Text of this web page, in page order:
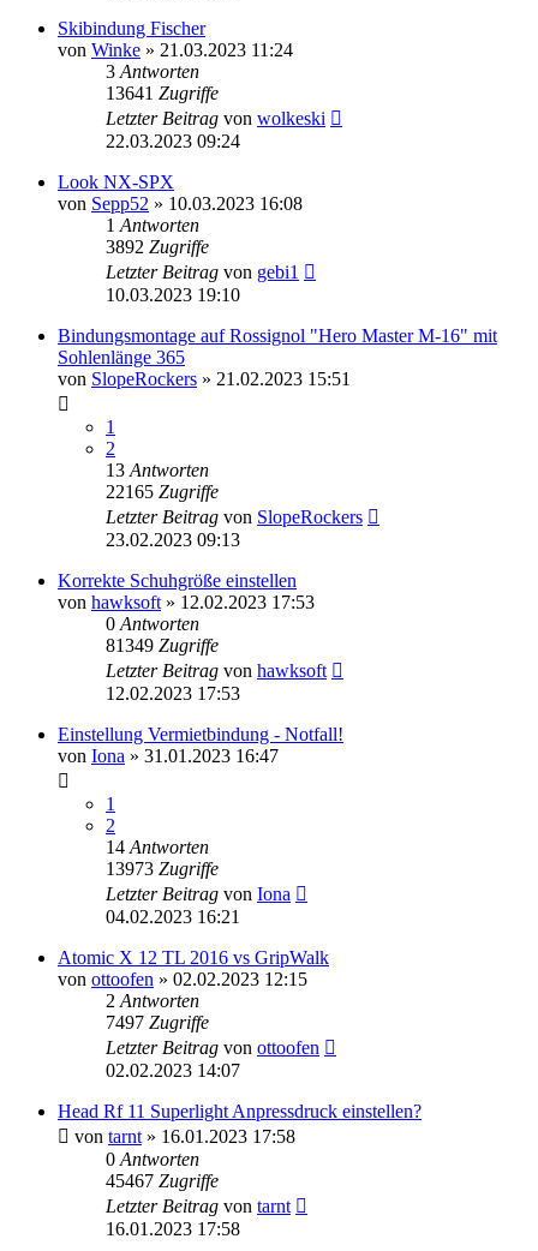
Skibindung Fischer
von Winke » 21.03.2023 11:24
3 Antworten
13641 Zugriffe
Letzter Beitrag von wolkeski
22.03.2023 09:24
Look NX-SPX
von Sepp52 » 10.03.2023 16:08
1 Antworten
3892 Zugriffe
Letzter Beitrag von gebi1
10.03.2023 19:10
Bindungsmontage auf Rossignol "Hero Master M-16" mit
Sohlenlänge 365
von SlopeRockers » 21.02.2023 15:51
1
2
13 Antworten
22165 Zugriffe
Letzter Beitrag von SlopeRockers
23.02.2023 09:13
Korrekte Schuhgröße einstellen
von hawksoft » 12.02.2023 17:53
0 Antworten
81349 Zugriffe
Letzter Beitrag von hawksoft
12.02.2023 17:53
Einstellung Vermietbindung - Notfall!
von Iona » 31.01.2023 16:47
1
2
14 Antworten
13973 Zugriffe
Letzter Beitrag von Iona
04.02.2023 16:21
Atomic X 12 TL 2016 vs GripWalk
von ottoofen » 02.02.2023 12:15
2 Antworten
7497 Zugriffe
Letzter Beitrag von ottoofen
02.02.2023 14:07
Head Rf 11 Superlight Anpressdruck einstellen?
von tarnt » 16.01.2023 17:58
0 Antworten
45467 Zugriffe
Letzter Beitrag von tarnt
16.01.2023 17:58